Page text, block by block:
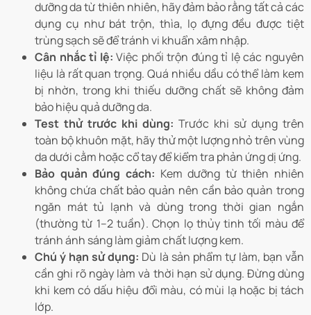
dưỡng da từ thiên nhiên, hãy đảm bảo rằng tất cả các
dụng cụ như bát trộn, thìa, lọ đựng đều được tiệt
trùng sạch sẽ để tránh vi khuẩn xâm nhập.
Cân nhắc tỉ lệ:Việc phối trộn đúng tỉ lệ các nguyên
liệu là rất quan trọng. Quá nhiều dầu có thể làm kem
bị nhờn, trong khi thiếu dưỡng chất sẽ không đảm
bảo hiệu quả dưỡng da.
Test thử trước khi dùng: Trước khi sử dụng trên
toàn bộ khuôn mặt, hãy thử một lượng nhỏ trên vùng
da dưới cằm hoặc cổ tay để kiểm tra phản ứng dị ứng.
Bảo quản đúng cách: Kem dưỡng từ thiên nhiên
không chứa chất bảo quản nên cần bảo quản trong
ngăn mát tủ lạnh và dùng trong thời gian ngắn
(thường từ 1–2 tuần). Chọn lọ thủy tinh tối màu để
tránh ánh sáng làm giảm chất lượng kem.
Chú ý hạn sử dụng: Dù là sản phẩm tự làm, bạn vẫn
cần ghi rõ ngày làm và thời hạn sử dụng. Đừng dùng
khi kem có dấu hiệu đổi màu, có mùi lạ hoặc bị tách
lớp.